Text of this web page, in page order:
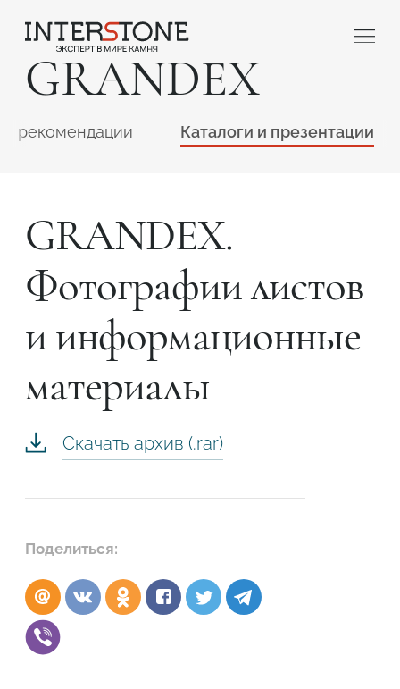
GRANDEX
рекомендации Каталоги и презентации
GRANDEX.
Фотографии листов
и информационные
материалы
Скачать архив (.rar)
Поделиться:
Ваша сфера деятельности
Обработчик